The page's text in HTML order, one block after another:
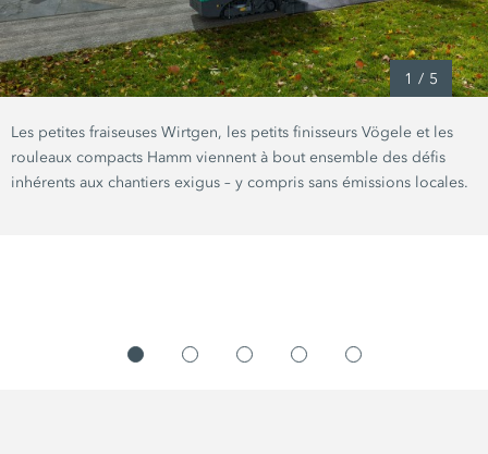
1 / 5
Les petites fraiseuses Wirtgen, les petits finisseurs Vögele et les
rouleaux compacts Hamm viennent à bout ensemble des défis
inhérents aux chantiers exigus – y compris sans émissions locales.